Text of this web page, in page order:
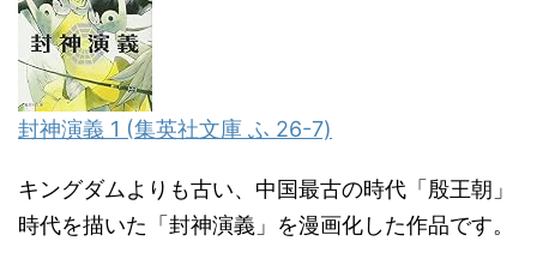
封神演義 1 (集英社文庫 ふ 26-7)
キングダムよりも古い、中国最古の時代「殷王朝」
時代を描いた「封神演義」を漫画化した作品です。